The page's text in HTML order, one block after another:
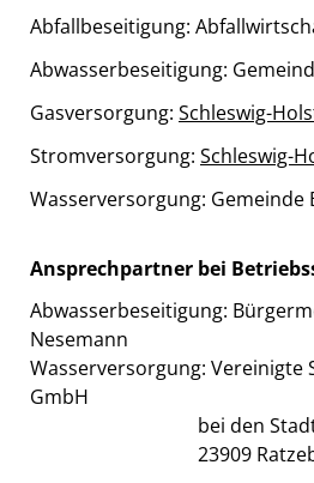
Abfallbeseitigung:
Abwasserbeseitigung:
Gasversorgung: Schleswig-
Stromversorgung: Schleswig-
Wasserversorgung:
Ansprechpartner bei
Abwasserbeseitigung:
Nesemann
Wasserversorgung: Vereinigte
GmbH
bei den
23909